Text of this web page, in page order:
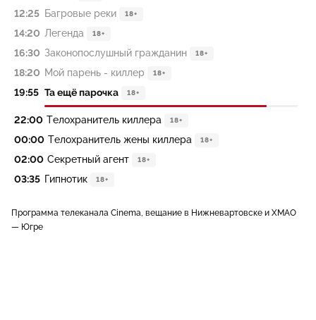
12:25 Багровые реки 18+
14:20 Легенда 18+
16:30 Законопослушный гражданин 18+
18:20 Мой парень - киллер 18+
19:55 Та ещё парочка 18+
22:00 Телохранитель киллера 18+
00:00 Телохранитель жены киллера 18+
02:00 Секретный агент 18+
03:35 Гипнотик 18+
Программа телеканала Cinema, вещание в Нижневартовске и ХМАО
— Югре